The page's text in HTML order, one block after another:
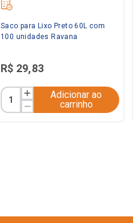
Saco para Lixo Preto 60L com
100 unidades Ravana
R$ 29,83
Adicionar ao
carrinho